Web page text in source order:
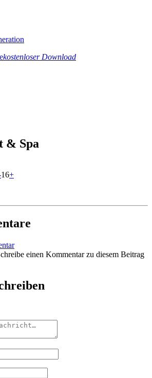
kostenloser Download
& Spa
16+
einen Kommentar zu diesem Beitrag